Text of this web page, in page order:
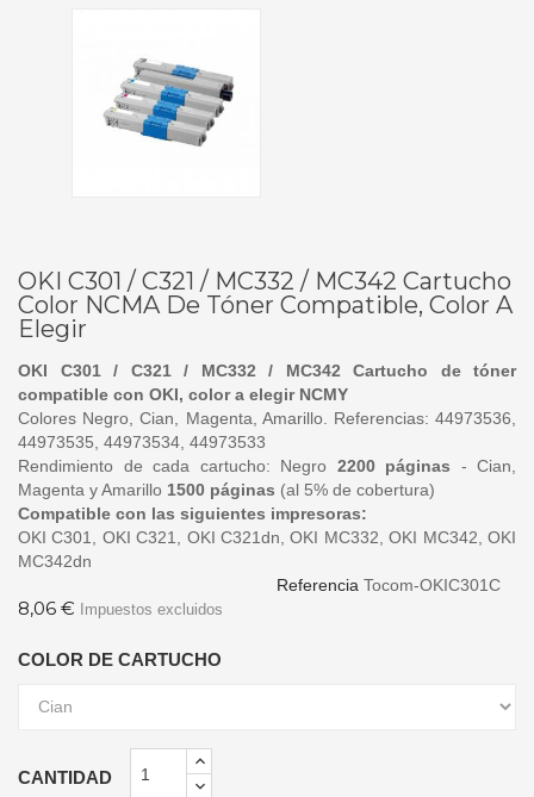
OKI C301 / C321 / MC332 / MC342 Cartucho
Color NCMA De Tóner Compatible, Color A
Elegir
OKI C301 / C321 / MC332 / MC342 Cartucho de tóner
compatible con OKI, color a elegir NCMY
Colores Negro, Cian, Magenta, Amarillo. Referencias: 44973536,
44973535, 44973534, 44973533
Rendimiento de cada cartucho: Negro 2200 páginas - Cian,
Magenta y Amarillo 1500 páginas (al 5% de cobertura)
Compatible con las siguientes impresoras:
OKI C301, OKI C321, OKI C321dn, OKI MC332, OKI MC342, OKI
MC342dn
Referencia Tocom-OKIC301C
8,06 € Impuestos excluidos
COLOR DE CARTUCHO
CANTIDAD